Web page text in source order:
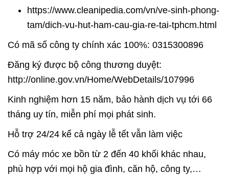
https://www.cleanipedia.com/vn/ve-sinh-phong-
tam/dich-vu-hut-ham-cau-gia-re-tai-tphcm.html
Có mã số công ty chính xác 100%: 0315300896
Đăng ký được bộ công thương duyệt:
http://online.gov.vn/Home/WebDetails/107996
Kinh nghiệm hơn 15 năm, bảo hành dịch vụ tới 66
tháng uy tín, miễn phí mọi phát sinh.
Hỗ trợ 24/24 kể cả ngày lễ tết vẫn làm việc
Có máy móc xe bồn từ 2 đến 40 khối khác nhau,
phù hợp với mọi hộ gia đình, căn hộ, công ty,…